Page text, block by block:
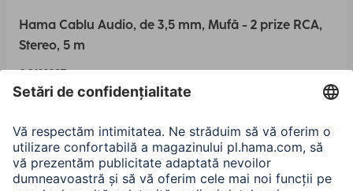
Hama Cablu Audio, de 3,5 mm, Mufă - 2 prize RCA,
Stereo, 5 m
00122297
Variante: Lungime (3)